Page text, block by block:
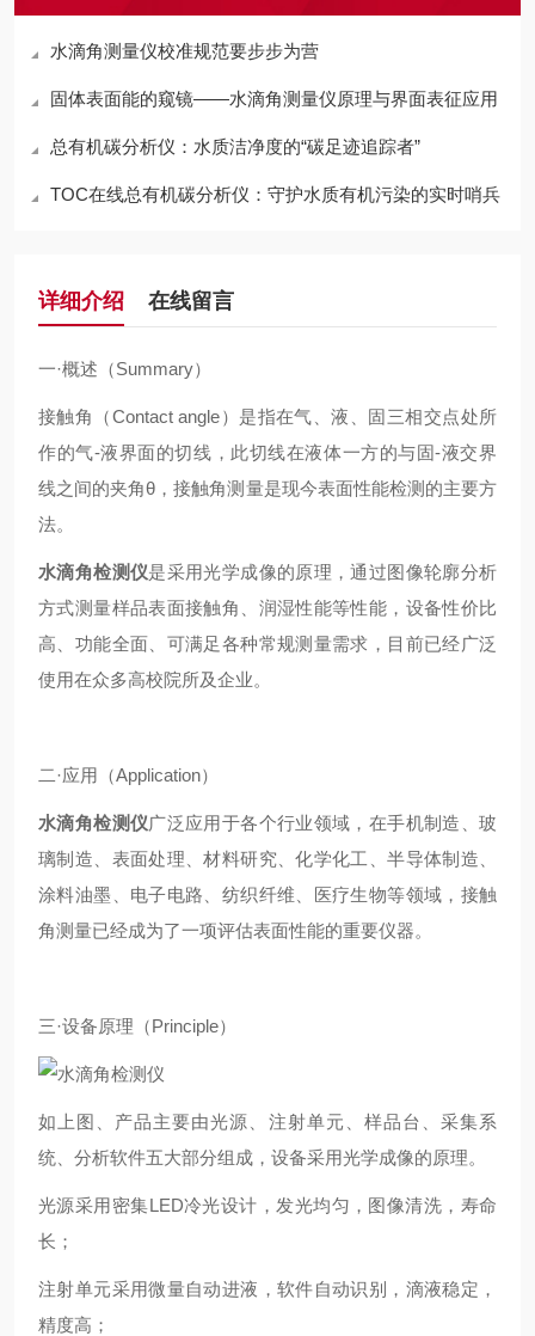
水滴角测量仪校准规范要步步为营
固体表面能的窥镜——水滴角测量仪原理与界面表征应用
总有机碳分析仪：水质洁净度的“碳足迹追踪者”
TOC在线总有机碳分析仪：守护水质有机污染的实时哨兵
详细介绍 在线留言
一·概述（Summary）
接触角（Contact angle）是指在气、液、固 三相交点处所
作的气-液界面的切线，此切线在液体一方的与固-液交界
线之间的夹角θ，接触角测量是现今表面性能检测的主要方
法。
水滴角检测仪是采用光学成像的原理，通过图像轮廓分析
方式测量样品表面接触角、润湿性能等性能，设备性价比
高、功能全面、可满足各种常规测量需求，目前已经广泛
使用在众多高校院所及企业。
二·应用（Application）
水滴角检测仪广泛应用于各个行业领域，在手机制造、玻
璃制造、表面处理、材料研究、化学化工、半导体制造、
涂料油墨、电子电路、纺织纤维、医疗生物等领域，接触
角测量已经成为了一项评估表面性能的重要仪器。
三·设备原理（Principle）
如上图、产品主要由光源、注射单元、样品台、采集系
统、分析软件五大部分组成，设备采用光学成像的原理。
光源采用密集LED冷光设计，发光均匀，图像清洗，寿命
长；
注射单元采用微量自动进液，软件自动识别，滴液稳定，
精度高；